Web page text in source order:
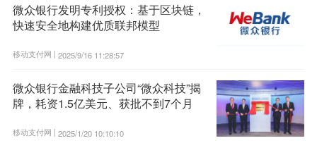
微众银行发明专利授权：基于区块链，
快速安全地构建优质联邦模型
移动支付网 | 2025/9/16 11:28:57
微众银行金融科技子公司“微众科技”揭
牌，耗资1.5亿美元、获批不到7个月
移动支付网 | 2025/1/20 10:10:10